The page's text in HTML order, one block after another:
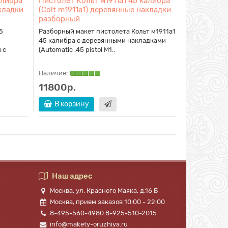
с
(Colt m1911a1) деревянные накладки
разборный
Разборный макет пистолета Кольт м1911а1
45 калибра с деревянными накладками
(Automatic .45 pistol M1..
Наличие:
11800р.
В корзину
Наш адрес
Москва, ул. Красного Маяка, д.16 Б
Москва, прием заказов 10:00 - 22:00
8-495-560-4980 8-925-510-2015
info@makety-oruzhiya.ru